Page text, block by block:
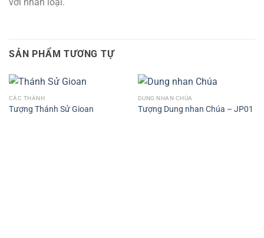
SẢN PHẨM TƯƠNG TỰ
CÁC THÁNH
Tượng Thánh Sử Gioan
DUNG NHAN CHÚA
Tượng Dung nhan Chúa – JP01